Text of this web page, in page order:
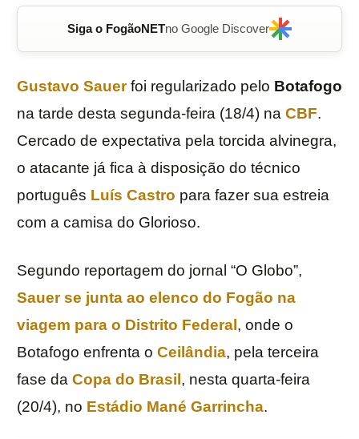
Siga o FogãoNETno Google Discover
Gustavo Sauerfoi regularizado pelo Botafogo
na tarde desta segunda-feira (18/4) na CBF.
Cercado de expectativa pela torcida alvinegra,
o atacante já fica à disposição do técnico
português Luís Castro para fazer sua estreia
com a camisa do Glorioso.
Segundo reportagem do jornal “O Globo”,
Sauer se junta ao elenco do Fogão na
viagem para o Distrito Federal , onde o
Botafogo enfrenta o Ceilândia, pela terceira
fase da Copa do Brasil , nesta quarta-feira
(20/4), no Estádio Mané Garrincha.